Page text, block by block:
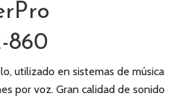
860
utilizado en sistemas de música
por voz. Gran calidad de sonido